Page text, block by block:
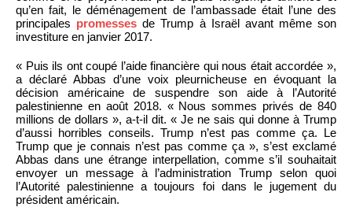
qu’en fait, le déménagement de l’ambassade était l’une des
principales promesses de Trump à Israël avant même son
investiture en janvier 2017.
« Puis ils ont coupé l’aide financière qui nous était accordée »,
a déclaré Abbas d’une voix pleurnicheuse en évoquant la
décision américaine de suspendre son aide à l’Autorité
palestinienne en août 2018. « Nous sommes privés de 840
millions de dollars », a-t-il dit. « Je ne sais qui donne à Trump
d’aussi horribles conseils. Trump n’est pas comme ça. Le
Trump que je connais n’est pas comme ça », s’est exclamé
Abbas dans une étrange interpellation, comme s’il souhaitait
envoyer un message à l’administration Trump selon quoi
l’Autorité palestinienne a toujours foi dans le jugement du
président américain.